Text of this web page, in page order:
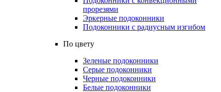
прорезями
Эркерные подоконники
Подоконники с радиусным изгибом
По цвету
Зеленые подоконники
Серые подоконники
Черные подоконники
Белые подоконники